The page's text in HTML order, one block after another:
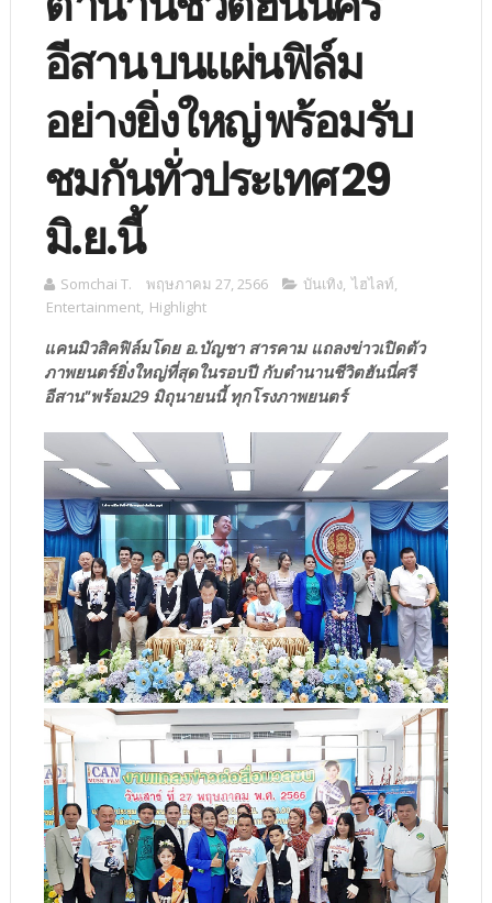
อีสาน บนแผ่นฟิล์ม
อย่างยิ่งใหญ่ พร้อมรับ
ชมกันทั่วประเทศ 29
มิ.ย.นี้
Somchai T. พฤษภาคม 27, 2566 บันเทิง, ไฮไลท์,
Entertainment, Highlight
แคนมิวสิคฟิล์มโดย อ.บัญชา สารคาม แถลงข่าวเปิดตัว
ภาพยนตร์ยิ่งใหญ่ที่สุดในรอบปี กับตำนานชีวิตฮันนี่ศรี
อีสาน"พร้อม29 มิถุนายนนี้ ทุกโรงภาพยนตร์